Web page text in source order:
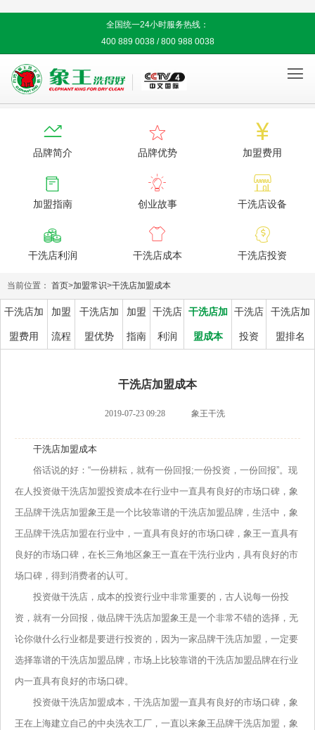
全国统一24小时服务热线：
400 889 0038 / 800 988 0038


品牌简介

品牌优势

加盟费用

加盟指南

创业故事

干洗店设备

干洗店利润

干洗店成本

干洗店投资
当前位置： 首页>加盟常识>干洗店加盟成本
干洗店加
盟费用
加盟
流程
干洗店加
盟优势
加盟
指南
干洗店
利润
干洗店加
盟成本
干洗店
投资
干洗店加
盟排名
干洗店加盟成本
2019-07-23 09:28 象王干洗
干洗店加盟成本
俗话说的好：“一份耕耘，就有一份回报;一份投资，一份回报”。现
在人投资做干洗店加盟投资成本在行业中一直具有良好的市场口碑，象
王品牌干洗店加盟象王是一个比较靠谱的干洗店加盟品牌，生活中，象
王品牌干洗店加盟在行业中，一直具有良好的市场口碑，象王一直具有
良好的市场口碑，在长三角地区象王一直在干洗行业内，具有良好的市
场口碑，得到消费者的认可。
投资做干洗店，成本的投资行业中非常重要的，古人说每一份投
资，就有一分回报，做品牌干洗店加盟象王是一个非常不错的选择，无
论你做什么行业都是要进行投资的，因为一家品牌干洗店加盟，一定要
选择靠谱的干洗店加盟品牌，市场上比较靠谱的干洗店加盟品牌在行业
内一直具有良好的市场口碑。
投资做干洗店加盟成本，干洗店加盟一直具有良好的市场口碑，象
王在上海建立自己的中央洗衣工厂，一直以来象王品牌干洗店加盟，象